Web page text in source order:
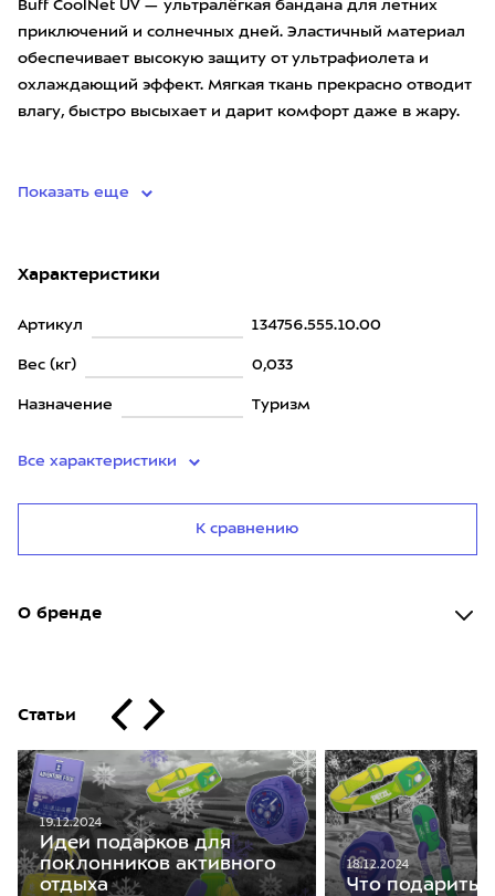
Buff CoolNet UV — ультралёгкая бандана для летних
приключений и солнечных дней. Эластичный материал
обеспечивает высокую защиту от ультрафиолета и
охлаждающий эффект. Мягкая ткань прекрасно отводит
влагу, быстро высыхает и дарит комфорт даже в жару.
Показать еще
Характеристики
Артикул 134756.555.10.00
Вес (кг) 0,033
Назначение Туризм
Все характеристики
К сравнению
О бренде
Статьи
19.12.2024
Идеи подарков для
поклонников активного
отдыха
18.12.2024
Что подарить